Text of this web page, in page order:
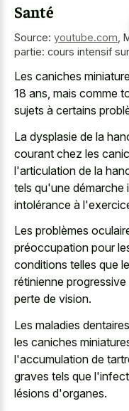
Santé
Source: youtube.com
partie: cours intensif
Les caniches
18 ans, mais comme
sujets à certains
La dysplasie de la
courant chez les
l'articulation de la
tels qu'une démarche
intolérance à
Les problèmes
préoccupation pour
conditions telles que
rétinienne
perte de vision.
Les maladies
les caniches
l'accumulation de
graves tels que
lésions d'organes.